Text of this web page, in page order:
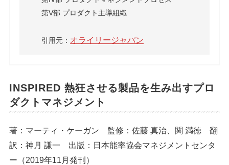
第V部 プロダクト主導組織
引用元： オライリージャパン
INSPIRED 熱狂させる製品を生み出すプロ
ダクトマネジメント
著：マーティ・ケーガン 監修：佐藤 真治、関 満徳 翻
訳：神月 謙一 出版：日本能率協会マネジメントセンタ
ー（2019年11月発刊）